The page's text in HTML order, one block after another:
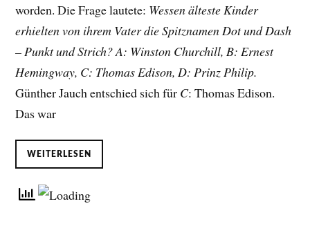
worden. Die Frage lautete: Wessen älteste Kinder
erhielten von ihrem Vater die Spitznamen Dot und Dash
– Punkt und Strich? A: Winston Churchill, B: Ernest
Hemingway, C: Thomas Edison, D: Prinz Philip.
Günther Jauch entschied sich für C: Thomas Edison.
Das war
WEITERLESEN